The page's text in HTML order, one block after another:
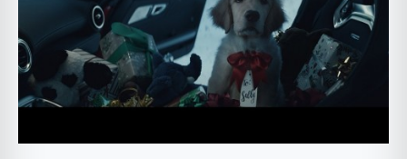
AMG!
Dar
ce
copilot
are!